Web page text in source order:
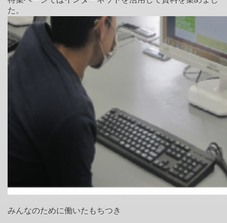
た。
みんなのために働いたもちつき